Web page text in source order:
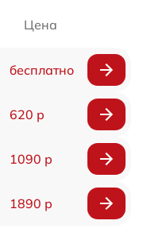
Цена
бесплатно
620 р
1090 р
1890 р